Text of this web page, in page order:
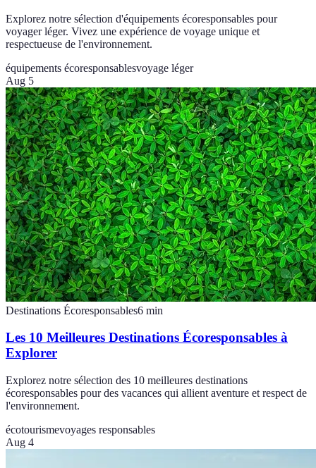
Explorez notre sélection d'équipements écoresponsables pour
voyager léger. Vivez une expérience de voyage unique et
respectueuse de l'environnement.
équipements écoresponsablesvoyage léger
Aug 5
Destinations Écoresponsables6 min
Les 10 Meilleures Destinations Écoresponsables à
Explorer
Explorez notre sélection des 10 meilleures destinations
écoresponsables pour des vacances qui allient aventure et respect de
l'environnement.
écotourismevoyages responsables
Aug 4